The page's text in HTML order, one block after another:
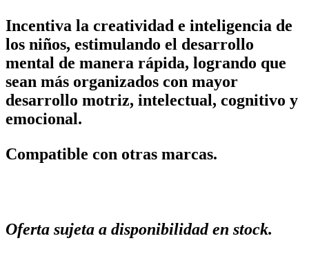
Incentiva la creatividad e inteligencia de
los niños, estimulando el desarrollo
mental de manera rápida, logrando que
sean más organizados con mayor
desarrollo motriz, intelectual, cognitivo y
emocional.
Compatible con otras marcas.
Oferta sujeta a disponibilidad en stock.